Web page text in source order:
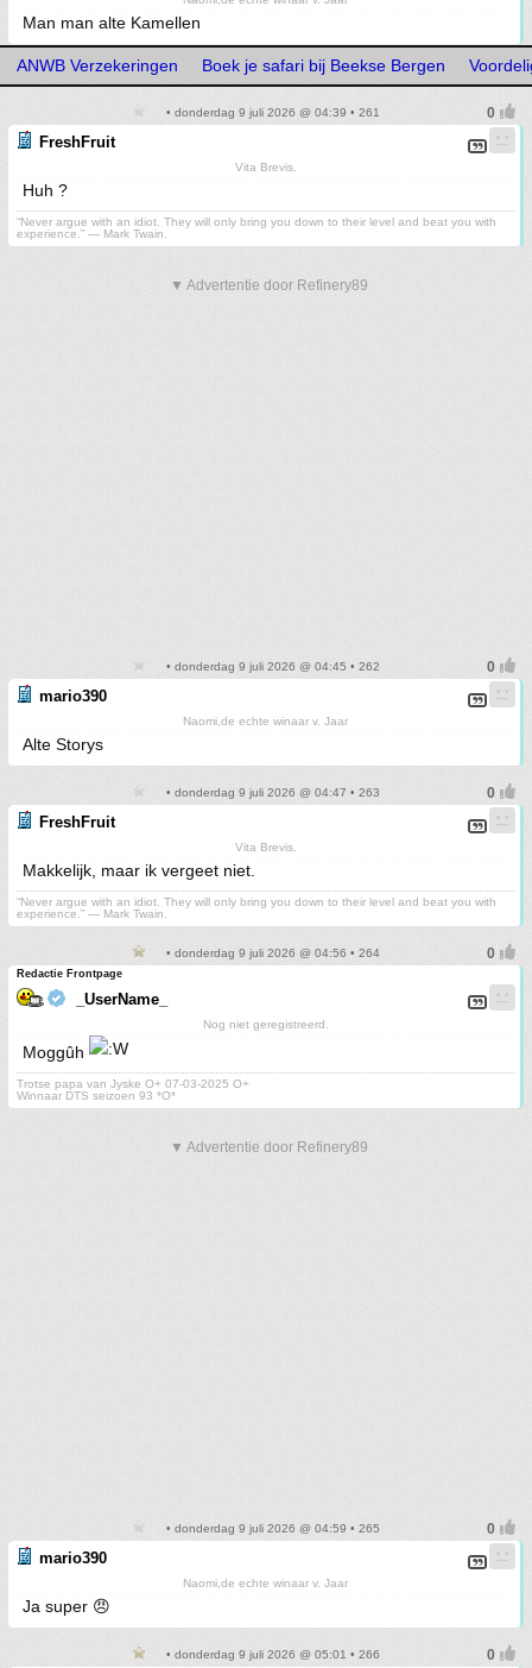
Man man alte Kamellen
ANWB Verzekeringen Boek je safari bij Beekse Bergen
• donderdag 9 juli 2026 @ 04:39 • 261
FreshFruit
Vita Brevis.
Huh ?
“Never argue with an idiot. They will only bring you down to their level and beat you with
experience.” ― Mark Twain.
▼ Advertentie door Refinery89
• donderdag 9 juli 2026 @ 04:45 • 262
mario390
Naomi,de echte winaar v. Jaar
Alte Storys
• donderdag 9 juli 2026 @ 04:47 • 263
FreshFruit
Vita Brevis.
Makkelijk, maar ik vergeet niet.
“Never argue with an idiot. They will only bring you down to their level and beat you with
experience.” ― Mark Twain.
• donderdag 9 juli 2026 @ 04:56 • 264
Redactie Frontpage
_UserName_
Nog niet geregistreerd.
Moggûh
Trotse papa van Jyske O+ 07-03-2025 O+
Winnaar DTS seizoen 93 *O*
▼ Advertentie door Refinery89
• donderdag 9 juli 2026 @ 04:59 • 265
mario390
Naomi,de echte winaar v. Jaar
Ja super 😠
• donderdag 9 juli 2026 @ 05:01 • 266